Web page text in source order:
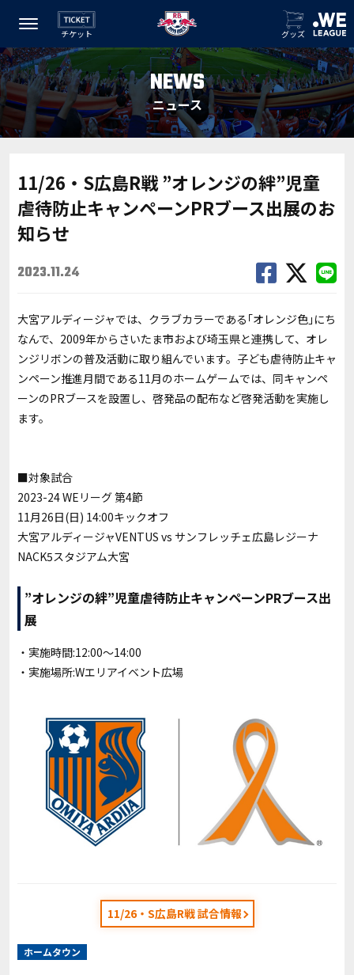
チケット グッズ
NEWS
ニュース
11/26・S広島R戦 ”オレンジの絆”児童
虐待防止キャンペーンPRブース出展のお
知らせ
2023.11.24
大宮アルディージャでは、クラブカラーである｢オレンジ色｣にち
なんで、2009年からさいたま市および埼玉県と連携して、オレ
ンジリボンの普及活動に取り組んでいます。子ども虐待防止キャ
ンペーン推進月間である11月のホームゲームでは、同キャンペ
ーンのPRブースを設置し、啓発品の配布など啓発活動を実施し
ます。
■対象試合
2023-24 WEリーグ 第4節
11月26日(日) 14:00キックオフ
大宮アルディージャVENTUS vs サンフレッチェ広島レジーナ
NACK5スタジアム大宮
”オレンジの絆”児童虐待防止キャンペーンPRブース出
展
・実施時間:12:00～14:00
・実施場所:Wエリアイベント広場
11/26・S広島R戦 試合情報
ホームタウン